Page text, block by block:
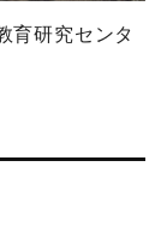
育研究センタ